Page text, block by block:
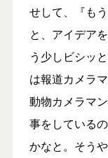
せして、『も
と、アイデア
う少しビシッ
は報道カメラ
動物カメラマ
事をしている
かなと。そう